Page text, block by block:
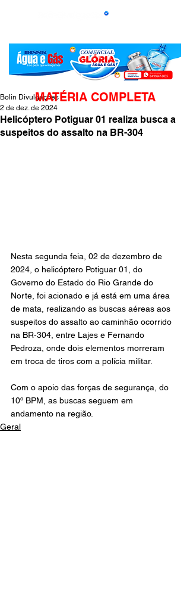
Helicóptero Potiguar 01 realiza busca a
suspeitos do assalto na BR-304
Bolin Divulgações
2 de dez. de 2024
Nesta segunda feia, 02 de dezembro de
2024, o helicóptero Potiguar 01, do
Governo do Estado do Rio Grande do
Norte, foi acionado e já está em uma área
de mata, realizando as buscas aéreas aos
suspeitos do assalto ao caminhão ocorrido
na BR-304, entre Lajes e Fernando
Pedroza, onde dois elementos morreram
em troca de tiros com a polícia militar.
Com o apoio das forças de segurança, do
10º BPM, as buscas seguem em
andamento na região.
Geral
MATÉRIA COMPLETA